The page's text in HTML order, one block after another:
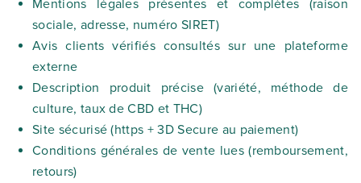
Mentions légales présentes et complètes (raison
sociale, adresse, numéro SIRET)
Avis clients vérifiés consultés sur une plateforme
externe
Description produit précise (variété, méthode de
culture, taux de CBD et THC)
Site sécurisé (https + 3D Secure au paiement)
Conditions générales de vente lues (remboursement,
retours)